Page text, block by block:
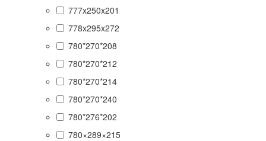
777x250x201
778x295x272
780*270*208
780*270*212
780*270*214
780*270*240
780*276*202
780×289×215